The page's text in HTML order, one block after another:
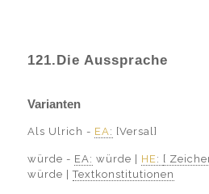
121.Die Aussprache
Varianten
Als Ulrich - EA: [Versal]
würde - EA: würde | HE: [
würde |Textkonstitutionen